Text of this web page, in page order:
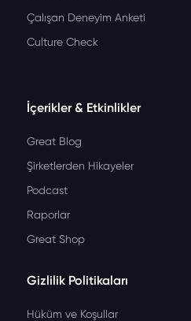
Çalışan Deneyim Anketi
Culture Check
İçerikler & Etkinlikler
Great Blog
Şirketlerden Hikayeler
Podcast
Raporlar
Great Shop
Gizlilik Politikaları
Hüküm ve Koşullar